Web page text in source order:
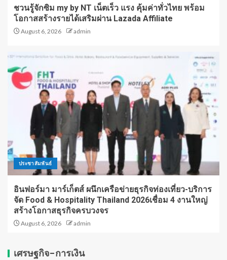
ชวนรู้จักซิม my by NT เน็ตเร็ว แรง คุ้มค่าทั่วไทย พร้อม
โอกาสสร้างรายได้เสริมผ่าน Lazada Affiliate
August 6, 2026 admin
ประชาสัมพันธ์
อินฟอร์มา มาร์เก็ตส์ ผนึกเครือข่ายธุรกิจท่องเที่ยว-บริการ
จัด Food & Hospitality Thailand 2026เชื่อม 4 งานใหญ่
สร้างโอกาสธุรกิจครบวงจร
August 6, 2026 admin
เศรษฐกิจ-การเงิน